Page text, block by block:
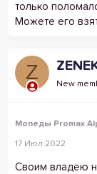
только
Можете его
Z
New
Мопеды Promax
17 Июл 2022
Своим владею